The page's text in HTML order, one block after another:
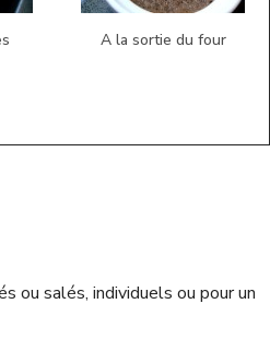
A la sortie du four
ou salés, individuels ou pour un